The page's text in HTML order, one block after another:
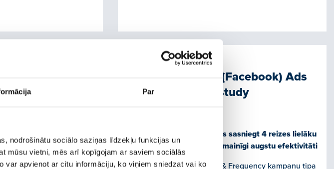
Par
nodrošinātu sociālo saziņas līdzekļu funkcijas un
mūsu vietni, mēs arī kopīgojam ar saviem sociālās
apvienot ar citu informāciju, ko viņiem sniedzat vai ko
study
case study par SEO
Meta (Facebook) Ads
case study
Kā ar Meta (Facebook) Ads sasniegt 4 reizes lielāku
mērķauditoriju, noturot nemainīgi augstu efektivitāti
Lai noskaidrotu, kā Reach & Frequency kampaņu tipa